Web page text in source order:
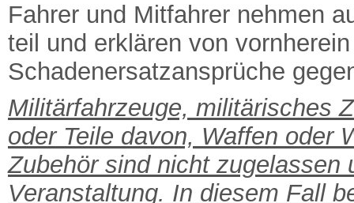
Fahrer und Mitfahrer nehmen
teil und erklären von
Schadenersatzansprüche
Militärfahrzeuge, militärisches
oder Teile davon, Waffen oder
Zubehör sind nicht zugelassen
Veranstaltung. In diesem Fall